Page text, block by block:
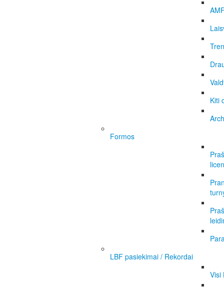
Kiti
Formos
LBF pasiekimai / Rekordai
Visi